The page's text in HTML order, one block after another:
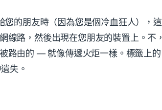
的朋友時（因為您是個冷血狂人），這
線路，然後出現在您朋友的裝置上。不，
路由的 — 就像傳遞火炬一樣。標籤上的
失。